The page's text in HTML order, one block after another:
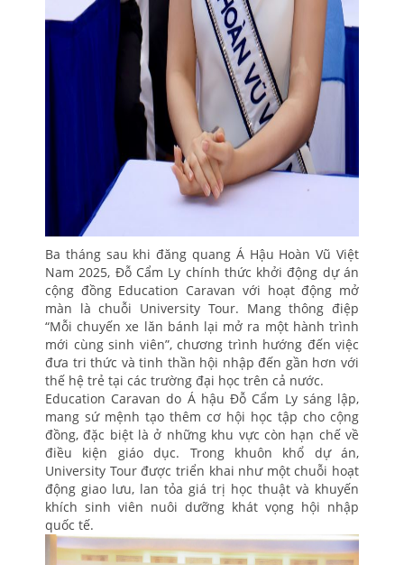
Ba tháng sau khi đăng quang Á Hậu Hoàn Vũ Việt
Nam 2025, Đỗ Cẩm Ly chính thức khởi động dự án
cộng đồng Education Caravan với hoạt động mở
màn là chuỗi University Tour. Mang thông điệp
“Mỗi chuyến xe lăn bánh lại mở ra một hành trình
mới cùng sinh viên”, chương trình hướng đến việc
đưa tri thức và tinh thần hội nhập đến gần hơn với
thế hệ trẻ tại các trường đại học trên cả nước.
Education Caravan do Á hậu Đỗ Cẩm Ly sáng lập,
mang sứ mệnh tạo thêm cơ hội học tập cho cộng
đồng, đặc biệt là ở những khu vực còn hạn chế về
điều kiện giáo dục. Trong khuôn khổ dự án,
University Tour được triển khai như một chuỗi hoạt
động giao lưu, lan tỏa giá trị học thuật và khuyến
khích sinh viên nuôi dưỡng khát vọng hội nhập
quốc tế.